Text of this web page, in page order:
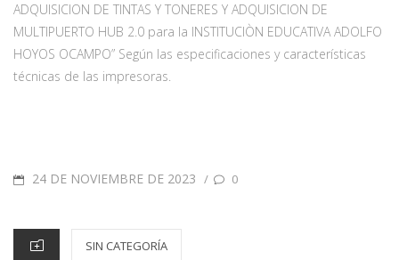
ADQUISICION DE TINTAS Y TONERES Y ADQUISICION DE
MULTIPUERTO HUB 2.0 para la INSTITUCIÒN EDUCATIVA ADOLFO
HOYOS OCAMPO” Según las especificaciones y características
técnicas de las impresoras.
24 DE NOVIEMBRE DE 2023 / 0
SIN CATEGORÍA